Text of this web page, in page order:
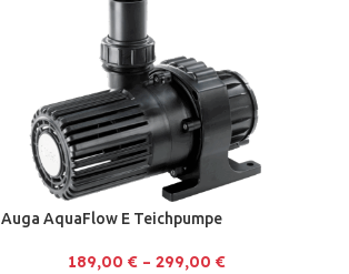
Auga AquaFlow E Teichpumpe
189,00€ –299,00€